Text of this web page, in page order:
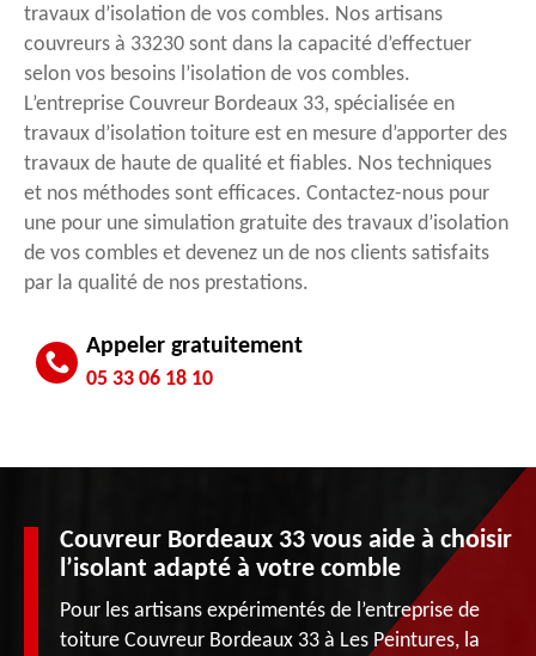
travaux d’isolation de vos combles. Nos artisans
couvreurs à 33230 sont dans la capacité d’effectuer
selon vos besoins l’isolation de vos combles.
L’entreprise Couvreur Bordeaux 33, spécialisée en
travaux d’isolation toiture est en mesure d’apporter des
travaux de haute de qualité et fiables. Nos techniques
et nos méthodes sont efficaces. Contactez-nous pour
une pour une simulation gratuite des travaux d’isolation
de vos combles et devenez un de nos clients satisfaits
par la qualité de nos prestations.
Appeler gratuitement
05 33 06 18 10
Couvreur Bordeaux 33 vous aide à choisir
l’isolant adapté à votre comble
Pour les artisans expérimentés de l’entreprise de
toiture Couvreur Bordeaux 33 à Les Peintures, la